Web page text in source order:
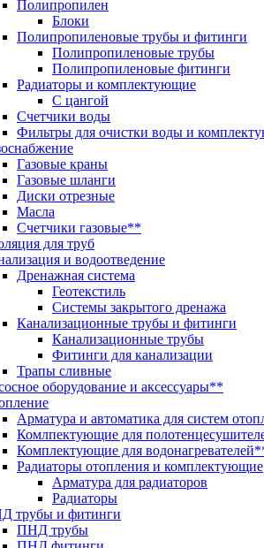
Полипропилен
Блоки
Полипропиленовые трубы и фитинги
Полипропиленовые трубы
Полипропиленовые фитинги
Радиаторы и комплектующие
С цангой
Счетчики воды
Фильтры для очистки воды и
Газовые краны
Газовые шланги
Диски отрезные
Масла
Счетчики газовые**
для труб
и водоотведение
Дренажная система
Геотекстиль
Системы закрытого дренажа
Канализационные трубы и фитинги
Канализационные трубы
Фитинги для канализации
Трапы сливные
оборудование и аксессуары**
Арматура и автоматика для систем
Комлпектующие для
Комплектующие для
Радиаторы отопления и комплектующие
Арматура для радиаторов
Радиаторы
трубы и фитинги
ПНД трубы